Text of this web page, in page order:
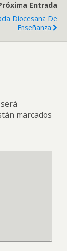
Entrada
Diocesana De
Enseñanza
marcados